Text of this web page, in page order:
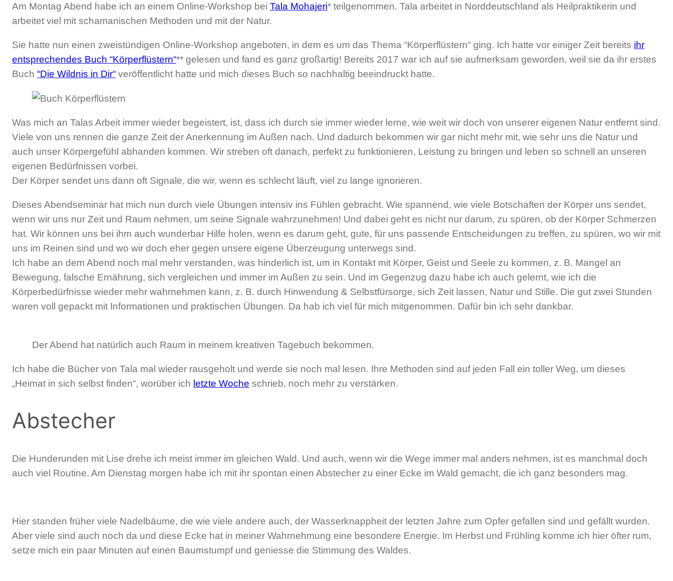
Am Montag Abend habe ich an einem Online-Workshop bei Tala Mohajeri* teilgenommen. Tala arbeitet in Norddeutschland als Heilpraktikerin und
arbeitet viel mit schamanischen Methoden und mit der Natur.
Sie hatte nun einen zweistündigen Online-Workshop angeboten, in dem es um das Thema “Körperflüstern“ ging. Ich hatte vor einiger Zeit bereits ihr
entsprechendes Buch “Körperflüstern“** gelesen und fand es ganz großartig! Bereits 2017 war ich auf sie aufmerksam geworden, weil sie da ihr erstes
Buch “Die Wildnis in Dir“ veröffentlicht hatte und mich dieses Buch so nachhaltig beeindruckt hatte.
Was mich an Talas Arbeit immer wieder begeistert, ist, dass ich durch sie immer wieder lerne, wie weit wir doch von unserer eigenen Natur entfernt sind.
Viele von uns rennen die ganze Zeit der Anerkennung im Außen nach. Und dadurch bekommen wir gar nicht mehr mit, wie sehr uns die Natur und
auch unser Körpergefühl abhanden kommen. Wir streben oft danach, perfekt zu funktionieren, Leistung zu bringen und leben so schnell an unseren
eigenen Bedürfnissen vorbei.
Der Körper sendet uns dann oft Signale, die wir, wenn es schlecht läuft, viel zu lange ignorieren.
Dieses Abendseminar hat mich nun durch viele Übungen intensiv ins Fühlen gebracht. Wie spannend, wie viele Botschaften der Körper uns sendet,
wenn wir uns nur Zeit und Raum nehmen, um seine Signale wahrzunehmen! Und dabei geht es nicht nur darum, zu spüren, ob der Körper Schmerzen
hat. Wir können uns bei ihm auch wunderbar Hilfe holen, wenn es darum geht, gute, für uns passende Entscheidungen zu treffen, zu spüren, wo wir mit
uns im Reinen sind und wo wir doch eher gegen unsere eigene Überzeugung unterwegs sind.
Ich habe an dem Abend noch mal mehr verstanden, was hinderlich ist, um in Kontakt mit Körper, Geist und Seele zu kommen, z. B. Mangel an
Bewegung, falsche Ernährung, sich vergleichen und immer im Außen zu sein. Und im Gegenzug dazu habe ich auch gelernt, wie ich die
Körperbedürfnisse wieder mehr wahrnehmen kann, z. B. durch Hinwendung & Selbstfürsorge, sich Zeit lassen, Natur und Stille. Die gut zwei Stunden
waren voll gepackt mit Informationen und praktischen Übungen. Da hab ich viel für mich mitgenommen. Dafür bin ich sehr dankbar.
Der Abend hat natürlich auch Raum in meinem kreativen Tagebuch bekommen.
Ich habe die Bücher von Tala mal wieder rausgeholt und werde sie noch mal lesen. Ihre Methoden sind auf jeden Fall ein toller Weg, um dieses
„Heimat in sich selbst finden“, worüber ich letzte Woche schrieb, noch mehr zu verstärken.
Abstecher
Die Hunderunden mit Lise drehe ich meist immer im gleichen Wald. Und auch, wenn wir die Wege immer mal anders nehmen, ist es manchmal doch
auch viel Routine. Am Dienstag morgen habe ich mit ihr spontan einen Abstecher zu einer Ecke im Wald gemacht, die ich ganz besonders mag.
Hier standen früher viele Nadelbäume, die wie viele andere auch, der Wasserknappheit der letzten Jahre zum Opfer gefallen sind und gefällt wurden.
Aber viele sind auch noch da und diese Ecke hat in meiner Wahrnehmung eine besondere Energie. Im Herbst und Frühling komme ich hier öfter rum,
setze mich ein paar Minuten auf einen Baumstumpf und geniesse die Stimmung des Waldes.